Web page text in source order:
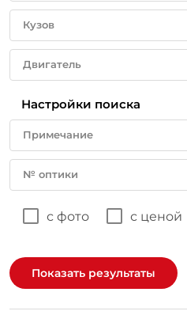
Кузов
Двигатель
Настройки поиска
Примечание
№ оптики
с фото с ценой
Показать результаты